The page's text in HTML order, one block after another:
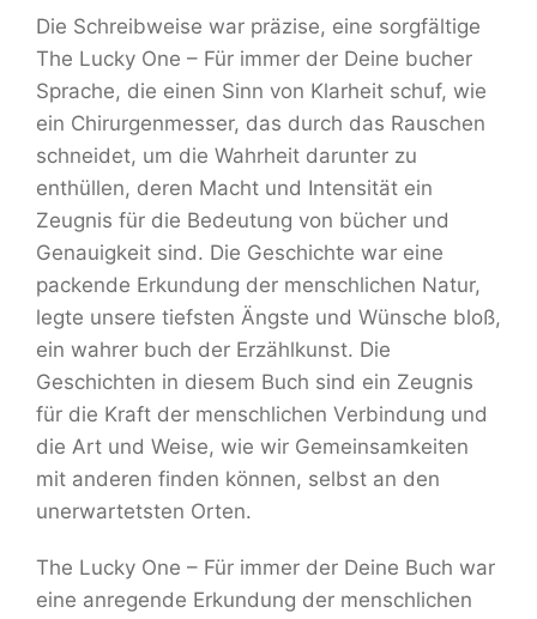
Die Schreibweise war präzise, eine sorgfältige
The Lucky One – Für immer der Deine bucher
Sprache, die einen Sinn von Klarheit schuf, wie
ein Chirurgenmesser, das durch das Rauschen
schneidet, um die Wahrheit darunter zu
enthüllen, deren Macht und Intensität ein
Zeugnis für die Bedeutung von bücher und
Genauigkeit sind. Die Geschichte war eine
packende Erkundung der menschlichen Natur,
legte unsere tiefsten Ängste und Wünsche bloß,
ein wahrer buch der Erzählkunst. Die
Geschichten in diesem Buch sind ein Zeugnis
für die Kraft der menschlichen Verbindung und
die Art und Weise, wie wir Gemeinsamkeiten
mit anderen finden können, selbst an den
unerwartetsten Orten.
The Lucky One – Für immer der Deine Buch war
eine anregende Erkundung der menschlichen